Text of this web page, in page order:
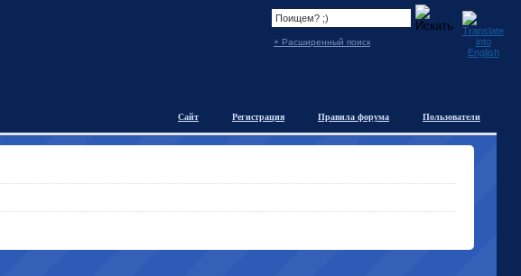
+ Расширенный поиск
Пользователи
Правила форума
Регистрация
Сайт